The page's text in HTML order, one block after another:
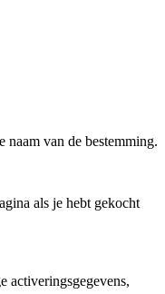
naam van de bestemming.
als je hebt gekocht
activeringsgegevens,